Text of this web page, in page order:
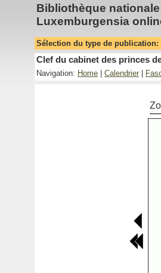
Bibliothèque
Luxemburgensia
Sélection du type de publication:
Clef du cabinet des princes
Navigation: Home Calendrier